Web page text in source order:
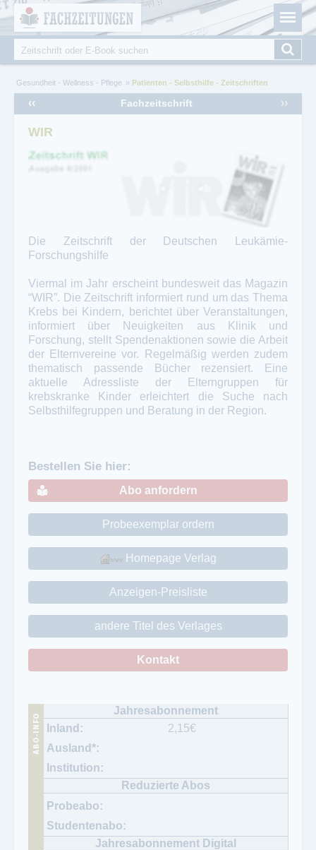
Fachzeitungen.de - Das unabhängige Portal für
Fachmagazine Fachpublikationen & eBooks
Suche
Sie sind hier
Gesundheit - Wellness - Pflege Patienten - Selbsthilfe - Zeitschriften
Fachzeitschrift
‹‹ ››
WIR
Die Zeitschrift der Deutschen Leukämie-
Forschungshilfe
Viermal im Jahr erscheint bundesweit das Magazin
“WIR”. Die Zeitschrift informiert rund um das Thema
Krebs bei Kindern, berichtet über Veranstaltungen,
informiert über Neuigkeiten aus Klinik und
Forschung, stellt Spendenaktionen sowie die Arbeit
der Elternvereine vor. Regelmäßig werden zudem
thematisch passende Bücher rezensiert. Eine
aktuelle Adressliste der Elterngruppen für
krebskranke Kinder erleichtert die Suche nach
Selbsthilfegruppen und Beratung in der Region.
Bestellen Sie hier:
Abo anfordern
Probeexemplar ordern
Homepage Verlag
Anzeigen-Preisliste
andere Titel des Verlages
Kontakt
2,15€
Cookie-Einstellungen